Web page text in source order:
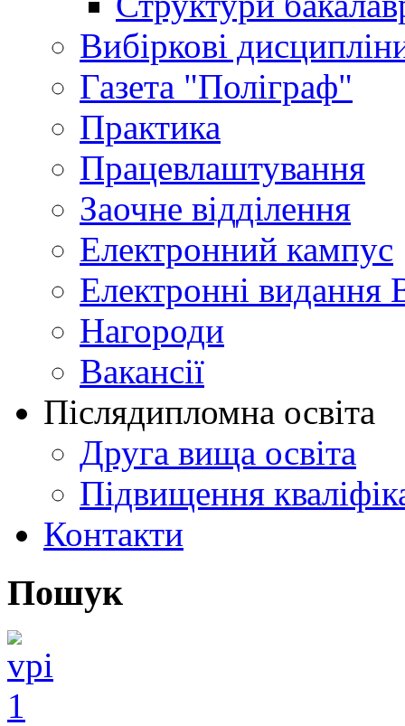
Вибіркові
Газета "Поліграф"
Практика
Працевлаштування
Заочне відділення
Електронний кампус
Електронні видання
Нагороди
Вакансії
Післядипломна освіта
Друга вища освіта
Підвищення
Контакти
Пошук